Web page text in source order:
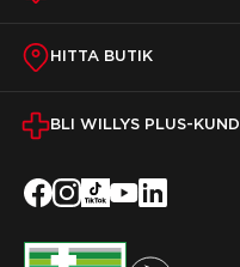
HITTA BUTIK
BLI WILLYS PLUS-KUND